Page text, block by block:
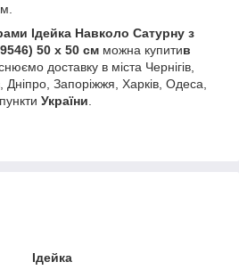
Ідейка Навколо Сатурну з
50 х 50 см можна купитив
доставку в міста Чернігів,
Дніпро, Запоріжжя, Харків, Одеса,
України
Ідейка